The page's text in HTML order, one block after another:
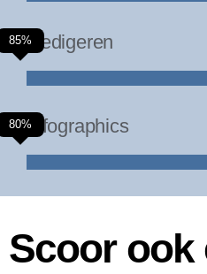
Redigeren
85%
Infographics
80%
Scoor ook